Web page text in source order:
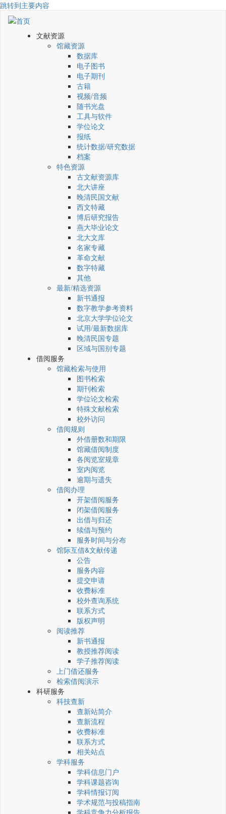
跳转到主要内容
文献资源
馆藏资源
数据库
电子图书
电子期刊
古籍
视频/音频
随书光盘
工具与软件
学位论文
报纸
统计数据/研究数据
档案
特色资源
古文献资源库
北大讲座
晚清民国文献
西文特藏
博后研究报告
燕大毕业论文
北大文库
名家专藏
革命文献
数字特藏
其他
最新/精选资源
新书通报
数字教学参考资料
北京大学学位论文
试用/最新数据库
晚清民国专题
区域与国别专题
借阅服务
馆藏检索与使用
图书检索
期刊检索
学位论文检索
特殊文献检索
校外访问
借阅规则
外借册数和期限
馆藏借阅制度
各阅览室规章
室内阅览
逾期与遗失
借阅办理
开架借阅服务
闭架借阅服务
出借与归还
续借与预约
服务时间与分布
馆际互借&文献传递
公告
服务内容
提交申请
收费标准
校外查询系统
联系方式
版权声明
阅读推荐
新书通报
教授推荐阅读
学子推荐阅读
上门借还服务
检索借阅演示
科研服务
科技查新
查新站简介
查新流程
收费标准
联系方式
相关站点
学科服务
学科信息门户
学科课题咨询
学科情报订阅
学术规范与投稿指南